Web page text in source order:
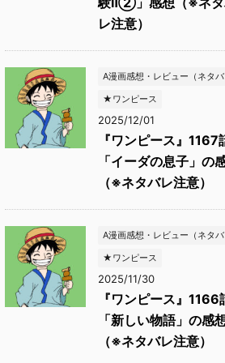
レ注意）
A漫画感想・レビュー（ネタバ
★ワンピース
2025/12/01
『ワンピース』1167
「イーダの息子」の
（※ネタバレ注意）
A漫画感想・レビュー（ネタバ
★ワンピース
2025/11/30
『ワンピース』1166
「新しい物語」の感
（※ネタバレ注意）